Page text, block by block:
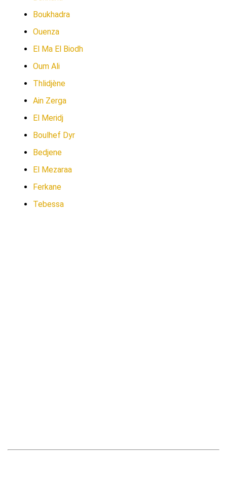
Boukhadra
Ouenza
El Ma El Biodh
Oum Ali
Thlidjène
Ain Zerga
El Meridj
Boulhef Dyr
Bedjene
El Mezaraa
Ferkane
Tebessa